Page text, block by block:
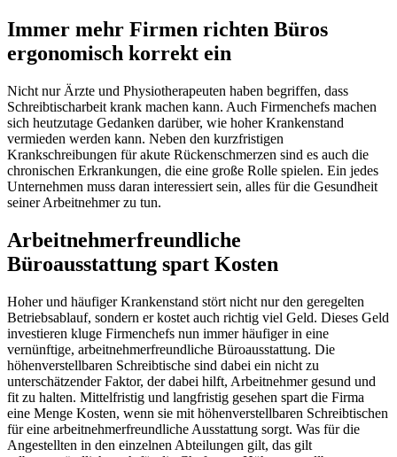
Immer mehr Firmen richten Büros
ergonomisch korrekt ein
Nicht nur Ärzte und Physiotherapeuten haben begriffen, dass
Schreibtischarbeit krank machen kann. Auch Firmenchefs machen
sich heutzutage Gedanken darüber, wie hoher Krankenstand
vermieden werden kann. Neben den kurzfristigen
Krankschreibungen für akute Rückenschmerzen sind es auch die
chronischen Erkrankungen, die eine große Rolle spielen. Ein jedes
Unternehmen muss daran interessiert sein, alles für die Gesundheit
seiner Arbeitnehmer zu tun.
Arbeitnehmerfreundliche
Büroausstattung spart Kosten
Hoher und häufiger Krankenstand stört nicht nur den geregelten
Betriebsablauf, sondern er kostet auch richtig viel Geld. Dieses Geld
investieren kluge Firmenchefs nun immer häufiger in eine
vernünftige, arbeitnehmerfreundliche Büroausstattung. Die
höhenverstellbaren Schreibtische sind dabei ein nicht zu
unterschätzender Faktor, der dabei hilft, Arbeitnehmer gesund und
fit zu halten. Mittelfristig und langfristig gesehen spart die Firma
eine Menge Kosten, wenn sie mit höhenverstellbaren Schreibtischen
für eine arbeitnehmerfreundliche Ausstattung sorgt. Was für die
Angestellten in den einzelnen Abteilungen gilt, das gilt